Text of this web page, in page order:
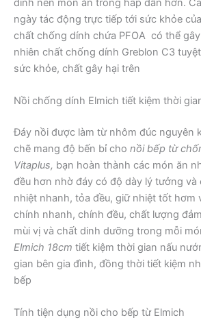
dính nên món ăn trong hấp dẫn hơn.
ngày tác động trực tiếp tới sức khỏe
chất chống dính chứa PFOA có thể
nhiên chất chống dính Greblon C3
sức khỏe, chất gây hại trên
Nồi chống dính Elmich tiết kiệm thời
Đáy nồi được làm từ nhôm đúc nguyên
chẽ mang độ bến bỉ cho nồi bếp từ
Vitaplus, bạn hoàn thành các món ăn
đều hơn nhờ đáy có độ dày lý tưởng và
nhiệt nhanh, tỏa đều, giữ nhiệt tốt hơm
chính nhanh, chính đều, chất lượng
mùi vị và chất dinh dưỡng trong mỗi
Elmich 18cm tiết kiệm thời gian nấu
gian bên gia đình, đồng thời tiết kiệm
bếp
Tính tiện dụng nồi cho bếp từ Elmich